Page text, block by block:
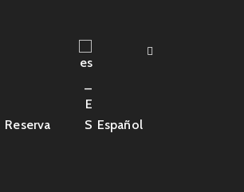
Reserva Español